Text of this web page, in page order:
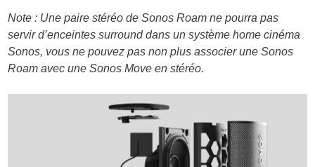
Note : Une paire stéréo de Sonos Roam ne pourra pas
servir d’enceintes surround dans un système home cinéma
Sonos, vous ne pouvez pas non plus associer une Sonos
Roam avec une Sonos Move en stéréo.